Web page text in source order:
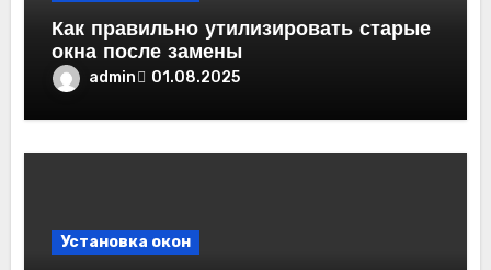
Как правильно утилизировать старые
окна после замены
admin 01.08.2025
Установка окон